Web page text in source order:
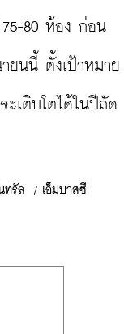
75-80 ห้อง ก่อน
ยนนี้ ตั้งเป้าหมาย
ะเติบโตได้ในปีถัด
ทรัล / เอ็มบาสซี